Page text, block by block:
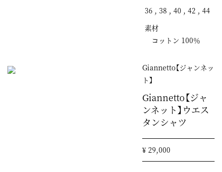
36 , 38 , 40 , 42 , 44
素材
コットン 100％
Giannetto【ジャンネッ
ト】
Giannetto【ジャ
ンネット】ウエス
タンシャツ
¥ 29,000